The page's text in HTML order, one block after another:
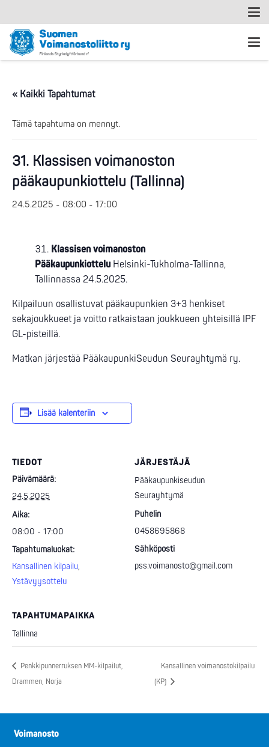
« Kaikki Tapahtumat
Tämä tapahtuma on mennyt.
31. Klassisen voimanoston
pääkaupunkiottelu (Tallinna)
24.5.2025 - 08:00 - 17:00
Klassisen voimanoston
Pääkaupunkiottelu Helsinki-Tukholma-Tallinna,
Tallinnassa 24.5.2025.
Kilpailuun osallistuvat pääkaupunkien 3+3 henkiset
sekajoukkueet ja voitto ratkaistaan joukkueen yhteisillä IPF
GL-pisteillä.
Matkan järjestää PääkaupunkiSeudun Seurayhtymä ry.
Lisää kalenteriin
TIEDOT
Päivämäärä:
24.5.2025
Aika:
08:00 - 17:00
Tapahtumaluokat:
Kansallinen kilpailu,
Ystävyysottelu
JÄRJESTÄJÄ
Pääkaupunkiseudun
Seurayhtymä
Puhelin
0458695868
Sähköposti
pss.voimanosto@gmail.com
TAPAHTUMAPAIKKA
Tallinna
Penkkipunnerruksen MM-kilpailut,
Drammen, Norja
Kansallinen voimanostokilpailu
(KP)
Voimanosto